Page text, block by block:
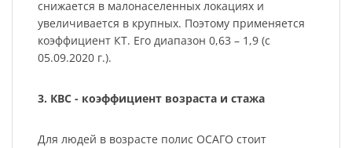
снижается в малонаселенных локациях и
увеличивается в крупных. Поэтому применяется
коэффициент КТ. Его диапазон 0,63 – 1,9 (с
05.09.2020 г.).
3. КВС - коэффициент возраста и стажа
Для людей в возрасте полис ОСАГО стоит